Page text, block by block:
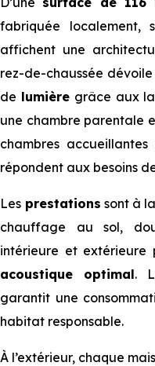
fabriquée localement,
affichent une
rez-de-chaussée
de lumièregrâce aux
une chambre parentale
chambres
répondent aux besoins
Les prestations sont à
chauffage au sol,
intérieure et extérieure
acoustique optimal.
garantit une
habitat responsable.
À l’extérieur, chaque